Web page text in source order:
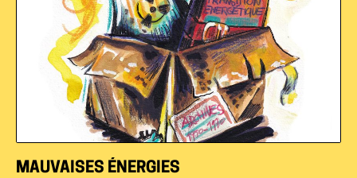
MAUVAISES ÉNERGIES